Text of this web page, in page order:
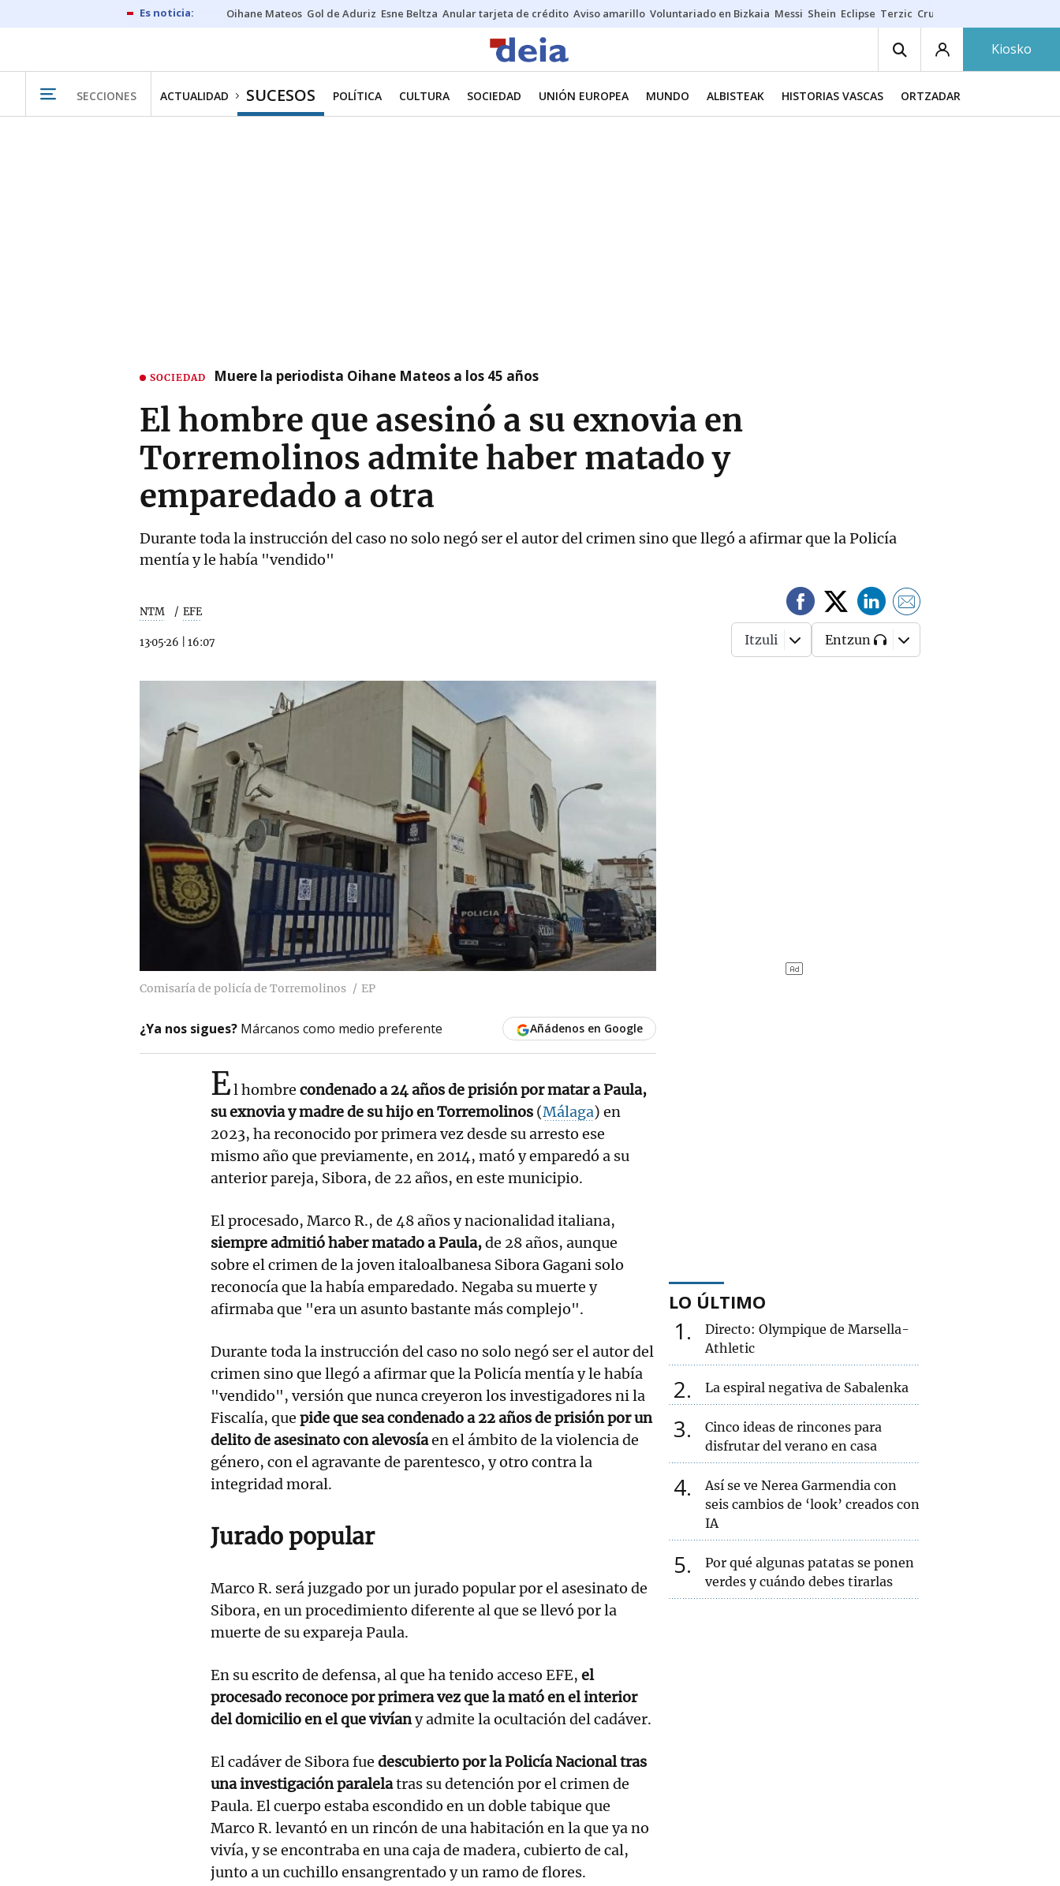
Oihane Mateos Gol de Aduriz Esne Beltza Anular tarjeta de crédito Aviso amarillo Voluntariado en Bizkaia Messi Shein Eclipse Terzic Cruz Gorbeia
Kiosko
SECCIONES ACTUALIDAD SUCESOS POLÍTICA CULTURA SOCIEDAD UNIÓN EUROPEA MUNDO ALBISTEAK HISTORIAS VASCAS ORTZADAR
SOCIEDAD Muere la periodista Oihane Mateos a los 45 años
El hombre que asesinó a su exnovia en
Torremolinos admite haber matado y
emparedado a otra
Durante toda la instrucción del caso no solo negó ser el autor del crimen sino que llegó a afirmar que la Policía
mentía y le había "vendido"
NTM EFE
13·05·26 16:07 Itzuli Entzun
Comisaría de policía de Torremolinos EP
¿Ya nos sigues? Márcanos como medio preferente Añádenos en Google
El hombre condenado a 24 años de prisión por matar a Paula,
su exnovia y madre de su hijo en Torremolinos (Málaga) en
2023, ha reconocido por primera vez desde su arresto ese
mismo año que previamente, en 2014, mató y emparedó a su
anterior pareja, Sibora, de 22 años, en este municipio.
El procesado, Marco R., de 48 años y nacionalidad italiana,
siempre admitió haber matado a Paula,de 28 años, aunque
sobre el crimen de la joven italoalbanesa Sibora Gagani solo
reconocía que la había emparedado. Negaba su muerte y
afirmaba que "era un asunto bastante más complejo".
Durante toda la instrucción del caso no solo negó ser el autor del
crimen sino que llegó a afirmar que la Policía mentía y le había
"vendido", versión que nunca creyeron los investigadores ni la
Fiscalía, que pide que sea condenado a 22 años de prisión por un
delito de asesinato con alevosíaen el ámbito de la violencia de
género, con el agravante de parentesco, y otro contra la
integridad moral.
Jurado popular
Marco R. será juzgado por un jurado popular por el asesinato de
Sibora, en un procedimiento diferente al que se llevó por la
muerte de su expareja Paula.
En su escrito de defensa, al que ha tenido acceso EFE, el
procesado reconoce por primera vez que la mató en el interior
del domicilio en el que vivíany admite la ocultación del cadáver.
El cadáver de Sibora fue descubierto por la Policía Nacional tras
una investigación paralelatras su detención por el crimen de
Paula. El cuerpo estaba escondido en un doble tabique que
Marco R. levantó en un rincón de una habitación en la que ya no
vivía, y se encontraba en una caja de madera, cubierto de cal,
junto a un cuchillo ensangrentado y un ramo de flores.
LO ÚLTIMO
1
Directo: Olympique de Marsella-
Athletic
2 La espiral negativa de Sabalenka
3
Cinco ideas de rincones para
disfrutar del verano en casa
4
Así se ve Nerea Garmendia con
seis cambios de ‘look’ creados con
IA
5
Por qué algunas patatas se ponen
verdes y cuándo debes tirarlas